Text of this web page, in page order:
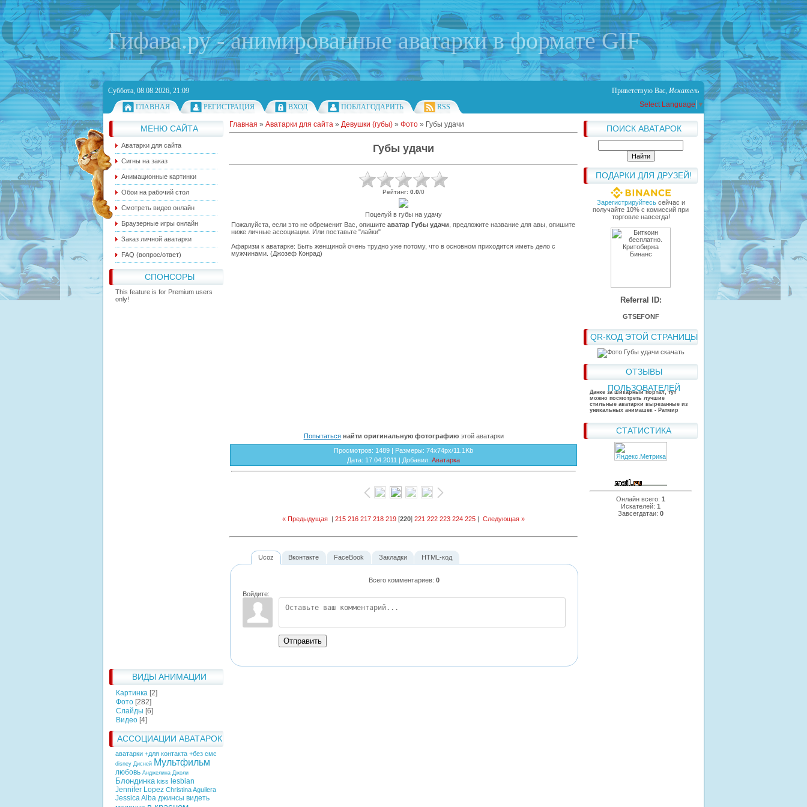
Гифава.ру - анимированные аватарки в формате GIF
Суббота, 08.08.2026, 21:09 Приветствую Вас, Искатель
ГЛАВНАЯ
РЕГИСТРАЦИЯ ВХОД ПОБЛАГОДАРИТЬ RSS Select Language ▼
МЕНЮ САЙТА
Аватарки для сайта
Сигны на заказ
Анимационные картинки
Обои на рабочий стол
Смотреть видео онлайн
Браузерные игры онлайн
Заказ личной аватарки
FAQ (вопрос/ответ)
СПОНСОРЫ
This feature is for Premium users
only!
ВИДЫ АНИМАЦИИ
Картинка [2]
Фото [282]
Слайды [6]
Видео [4]
АССОЦИАЦИИ АВАТАРОК
аватарки +для контакта +без смс
disney Дисней Мультфильм
любовь Анджелина Джоли
Блондинка kiss lesbian
Jennifer Lopez Christina Aguilera
Jessica Alba джинсы видеть
ПОИСК АВАТАРОК
ПОДАРКИ ДЛЯ ДРУЗЕЙ!
Зарегистрируйтесьсейчас и
получайте 10% с комиссий при
торговле навсегда!
Referral ID:
GTSEFONF
QR-КОД ЭТОЙ СТРАНИЦЫ
ОТЗЫВЫ
ПОЛЬЗОВАТЕЛЕЙ
Данке за шикарный портал, тут
можно посмотреть лучшие
стильные аватарки вырезанные из
уникальных анимашек - Ратмир
СТАТИСТИКА
Онлайн всего: 1
Искателей: 1
Завсегдатаи: 0
Главная » Аватарки для сайта » Девушки (губы) » Фото » Губы удачи
Губы удачи
Рейтинг: 0.0/0
Поцелуй в губы на удачу
Пожалуйста, если это не обременит Вас, опишите аватар Губы удачи , предложите название для авы, опишите
ниже личные ассоциации. Или поставьте "лайки"
Афаризм к аватарке: Быть женщиной очень трудно уже потому, что в основном приходится иметь дело с
мужчинами. (Джозеф Конрад)
Попытаться найти оригинальную фотографиюэтой аватарки
Просмотров: 1489 | Размеры: 74x74px/11.1Kb
Дата: 17.04.2011 | Добавил: Аватарка
« Предыдущая | 215 216 217 218 219 [220] 221 222 223 224 225 | Следующая »
Ucoz
Всего комментариев: 0
Войдите:
Отправить
Вконтакте FaceBook Закладки HTML-код